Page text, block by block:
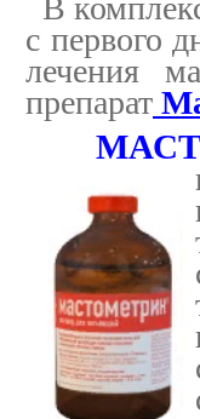
В
с первого
лечения
препарат